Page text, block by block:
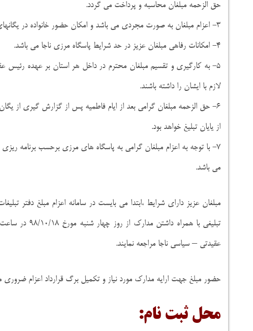
حق الزحمه مبلغان محاسبه و پرداخت می گردد.
۳- اعزام مبلغان به صورت مجردی می باشد و امکان حضور خانواده در یگانهای انتظامی به هیچ وجه وجود ندارد.
۴- امکانات رفاهی مبلغان عزیز در حد شرایط پاسگاه مرزی ناجا می باشد.
۵- به کارگیری و تقسیم مبلغان محترم در داخل هر استان بر عهده رئیس
لازم با ایشان را داشته باشند.
از یایان تبلیغ خواهد بود.
۷- با توجه به اعزام مبلغان گرامی به پاسگاه های مرزی برحسب برنامه
می باشد.
مبلغان عزیز دارای شرایط ،ابتدا می بایست در سامانه اعزام مبلغ دفتر
عقیدتی – سیاسی ناجا مراجعه نمایند.
حضور مبلغ جهت ارایه مدارک مورد نیاز و تکمیل برگ قرارداد اعزام
محل ثبت نام: